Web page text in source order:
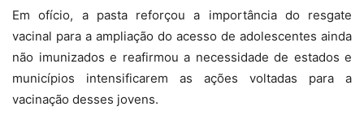
Em ofício, a pasta reforçou a importância do resgate
vacinal para a ampliação do acesso de adolescentes ainda
não imunizados e reafirmou a necessidade de estados e
municípios intensificarem as ações voltadas para a
vacinação desses jovens.